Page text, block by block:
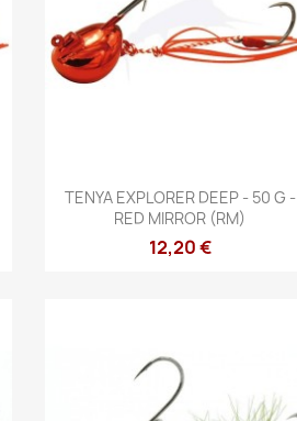
Aperçu rapide
TENYA EXPLORER DEEP - 50 G -
RED MIRROR (RM)
12,20 €